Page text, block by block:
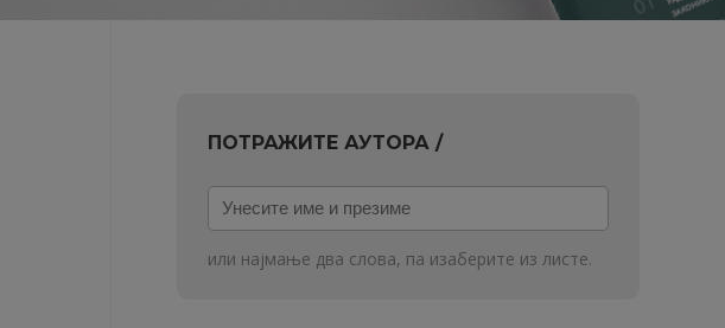
ПОТРАЖИТЕ АУТОРА /
Унесите
име
и
или најмање два слова, па изаберите из листе.